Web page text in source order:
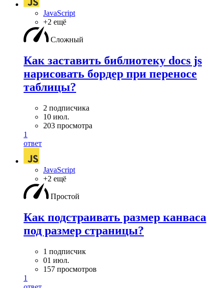
JavaScript
+2 ещё
Сложный
Как заставить библиотеку docs js
нарисовать бордер при переносе
таблицы?
2 подписчика
10 июл.
203 просмотра
1
ответ
JavaScript
+2 ещё
Простой
Как подстраивать размер канваса
под размер страницы?
1 подписчик
01 июл.
157 просмотров
1